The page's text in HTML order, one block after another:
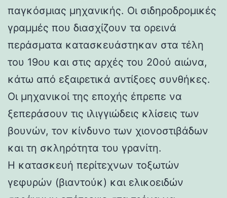
παγκόσμιας μηχανικής. Οι σιδηροδρομικές
γραμμές που διασχίζουν τα ορεινά
περάσματα κατασκευάστηκαν στα τέλη
του 19ου και στις αρχές του 20ού αιώνα,
κάτω από εξαιρετικά αντίξοες συνθήκες.
Οι μηχανικοί της εποχής έπρεπε να
ξεπεράσουν τις ιλιγγιώδεις κλίσεις των
βουνών, τον κίνδυνο των χιονοστιβάδων
και τη σκληρότητα του γρανίτη.
Η κατασκευή περίτεχνων τοξωτών
γεφυρών (βιαντούκ) και ελικοειδών